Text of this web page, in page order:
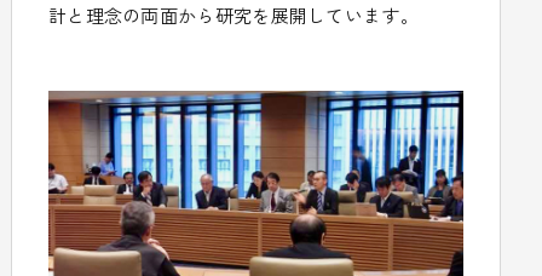
計と理念の両面から研究を展開しています。